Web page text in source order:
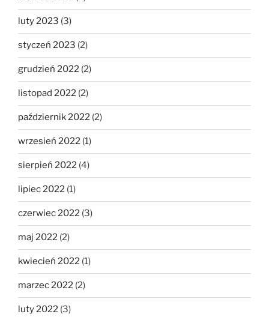
luty 2023 (3)
styczeń 2023 (2)
grudzień 2022 (2)
listopad 2022 (2)
październik 2022 (2)
wrzesień 2022 (1)
sierpień 2022 (4)
lipiec 2022 (1)
czerwiec 2022 (3)
maj 2022 (2)
kwiecień 2022 (1)
marzec 2022 (2)
luty 2022 (3)